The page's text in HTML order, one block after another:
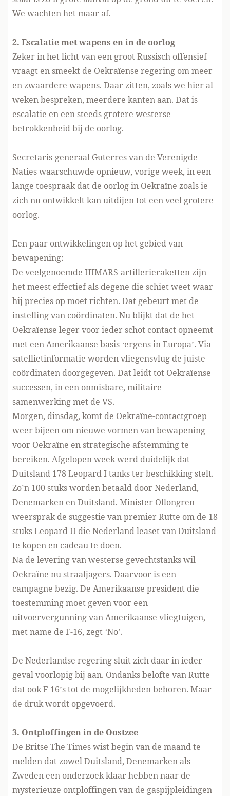
We wachten het maar af.
2. Escalatie met wapens en in de oorlog
Zeker in het licht van een groot Russisch offensief
vraagt en smeekt de Oekraïense regering om meer
en zwaardere wapens. Daar zitten, zoals we hier al
weken bespreken, meerdere kanten aan. Dat is
escalatie en een steeds grotere westerse
betrokkenheid bij de oorlog.
Secretaris-generaal Guterres van de Verenigde
Naties waarschuwde opnieuw, vorige week, in een
lange toespraak dat de oorlog in Oekraïne zoals ie
zich nu ontwikkelt kan uitdijen tot een veel grotere
oorlog.
Een paar ontwikkelingen op het gebied van
bewapening:
De veelgenoemde HIMARS-artillerieraketten zijn
het meest effectief als degene die schiet weet waar
hij precies op moet richten. Dat gebeurt met de
instelling van coördinaten. Nu blijkt dat de het
Oekraïense leger voor ieder schot contact opneemt
met een Amerikaanse basis ‘ergens in Europa’. Via
satellietinformatie worden vliegensvlug de juiste
coördinaten doorgegeven. Dat leidt tot Oekraïense
successen, in een onmisbare, militaire
samenwerking met de VS.
Morgen, dinsdag, komt de Oekraïne-contactgroep
weer bijeen om nieuwe vormen van bewapening
voor Oekraïne en strategische afstemming te
bereiken. Afgelopen week werd duidelijkdat
Duitsland 178 Leopard I tanks ter beschikking stelt.
Zo’n 100 stuks worden betaald door Nederland,
Denemarken en Duitsland. Minister Ollongren
weersprak de suggestie van premier Rutte om de 18
stuks Leopard II die Nederland leaset van Duitsland
te kopen en cadeau te doen.
Na de levering van westerse gevechtstanks wil
Oekraïne nu straaljagers. Daarvoor is een
campagne bezig. De Amerikaanse president die
toestemming moet geven voor een
uitvoervergunning van Amerikaanse vliegtuigen,
met name de F-16, zegt ‘No’.
De Nederlandse regering sluit zich daar in ieder
geval voorlopig bij aan. Ondanks belofte van Rutte
dat ook F-16’s tot de mogelijkheden behoren. Maar
de druk wordt opgevoerd.
3. Ontploffingen in de Oostzee
De Britse The Times wist begin van de maand te
melden dat zowel Duitsland, Denemarken als
Zweden een onderzoek klaar hebben naar de
mysterieuze ontploffingen van de gaspijpleidingen